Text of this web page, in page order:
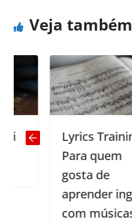
Veja também
Lyrics Training –
Para quem
gosta de
aprender inglês
com músicas